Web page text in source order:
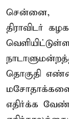
சென்னை,
திராவிடர்
தொகுதி
மசோதாக்களை
எதிர்க்க